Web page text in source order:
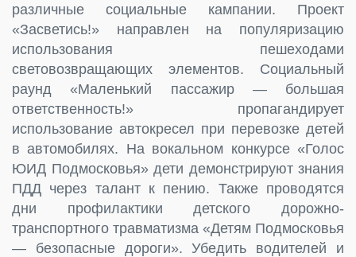
различные социальные кампании. Проект
«Засветись!» направлен на популяризацию
использования пешеходами
световозвращающих элементов. Социальный
раунд «Маленький пассажир — большая
ответственность!» пропагандирует
использование автокресел при перевозке детей
в автомобилях. На вокальном конкурсе «Голос
ЮИД Подмосковья» дети демонстрируют знания
ПДД через талант к пению. Также проводятся
дни профилактики детского дорожно-
транспортного травматизма «Детям Подмосковья
— безопасные дороги». Убедить водителей и